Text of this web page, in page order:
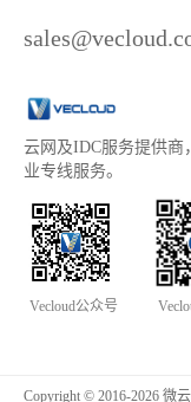
云网及IDC服务提供商
业专线服务。
Vecloud公众号
Copyright © 2016-2026 微